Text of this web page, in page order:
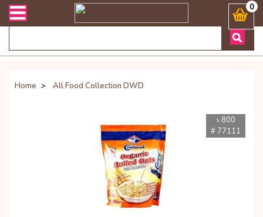
সংক্রান্ত যেকোনো জিজ্ঞাসায় কল করুনঃ ( Whatsapp ) 0
Home > All Food Collection DWD
৳ 800
# 77111